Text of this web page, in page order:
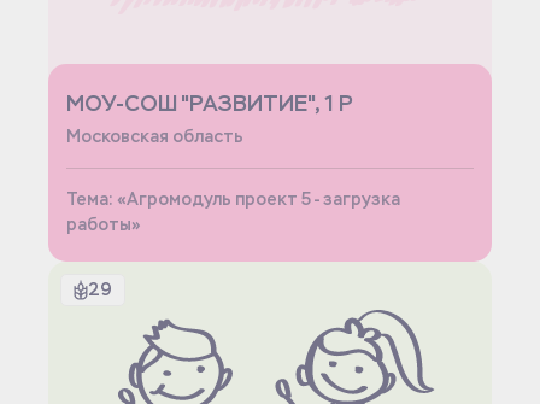
МОУ-СОШ "РАЗВИТИЕ", 1 Р
Московская область
Тема: «Агромодуль проект 5 - загрузка
работы»
29